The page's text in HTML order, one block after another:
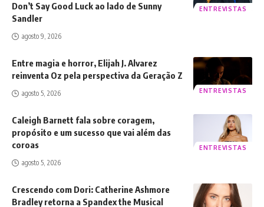
ENTREVISTAS
Don’t Say Good Luck ao lado de Sunny
Sandler
agosto 9, 2026
ENTREVISTAS
Entre magia e horror, Elijah J. Alvarez
reinventa Oz pela perspectiva da Geração Z
agosto 5, 2026
ENTREVISTAS
Caleigh Barnett fala sobre coragem,
propósito e um sucesso que vai além das
coroas
agosto 5, 2026
Crescendo com Dori: Catherine Ashmore
Bradley retorna a Spandex the Musical